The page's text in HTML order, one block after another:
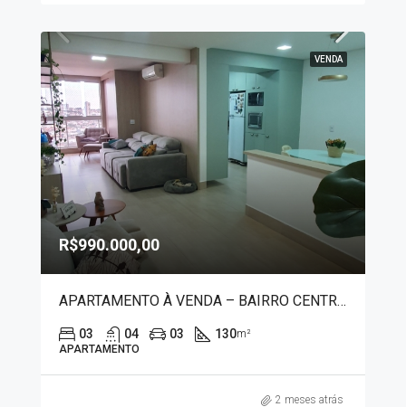
VENDA
R$990.000,00
APARTAMENTO À VENDA – BAIRRO CENTRO 1312
03 04 03 130m²
APARTAMENTO
2 meses atrás